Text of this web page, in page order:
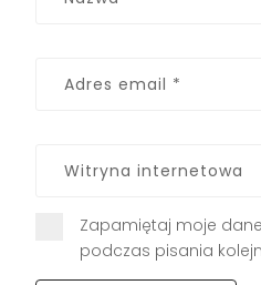
Zapamiętaj moje
podczas pisania